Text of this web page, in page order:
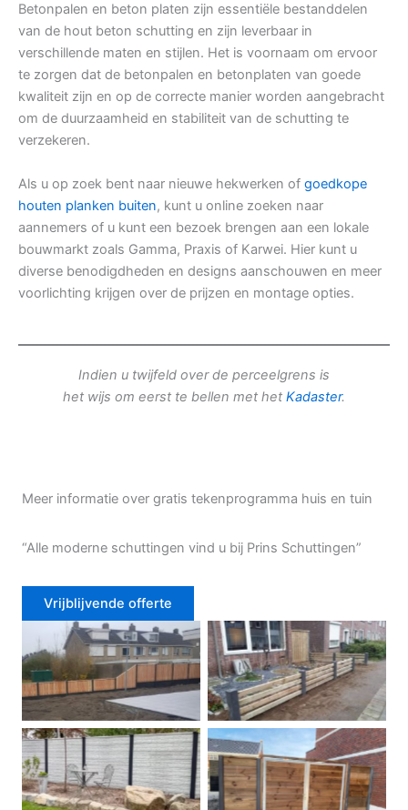
Betonpalen en beton platen zijn essentiële bestanddelen
van de hout beton schutting en zijn leverbaar in
verschillende maten en stijlen. Het is voornaam om ervoor
te zorgen dat de betonpalen en betonplaten van goede
kwaliteit zijn en op de correcte manier worden aangebracht
om de duurzaamheid en stabiliteit van de schutting te
verzekeren.
Als u op zoek bent naar nieuwe hekwerken of goedkope
houten planken buiten, kunt u online zoeken naar
aannemers of u kunt een bezoek brengen aan een lokale
bouwmarkt zoals Gamma, Praxis of Karwei. Hier kunt u
diverse benodigdheden en designs aanschouwen en meer
voorlichting krijgen over de prijzen en montage opties.
Indien u twijfeld over de perceelgrens is
het wijs om eerst te bellen met het Kadaster.
Meer informatie over gratis tekenprogramma huis en tuin
“Alle moderne schuttingen vind u bij Prins Schuttingen”
Vrijblijvende offerte
Douglas schutting Tuinhek voortuin
Betonschutting
Dubbele poort